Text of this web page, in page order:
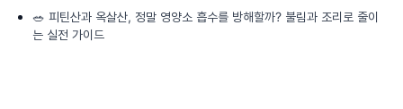
🥗 피틴산과 옥살산, 정말 영양소 흡수를 방해할까? 불림과 조리로 줄이
는 실전 가이드